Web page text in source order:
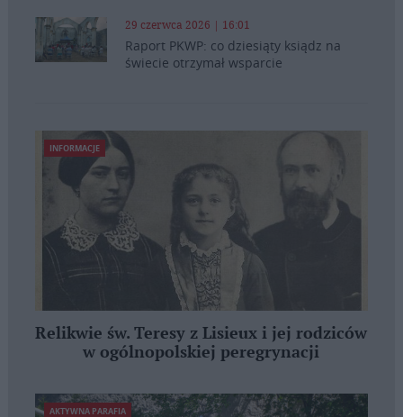
29 czerwca 2026 | 16:01
Raport PKWP: co dziesiąty ksiądz na
świecie otrzymał wsparcie
INFORMACJE
Relikwie św. Teresy z Lisieux i jej rodziców
w ogólnopolskiej peregrynacji
AKTYWNA PARAFIA